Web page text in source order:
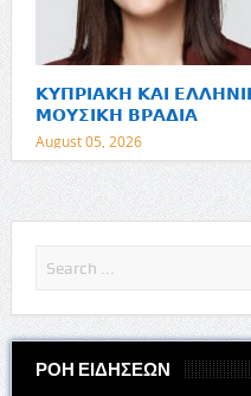
𝝟𝝪𝝥𝝦𝝞𝝖𝝟𝝜 𝝟𝝖𝝞
𝝡𝝤𝝪𝝨𝝞𝝟𝝜 𝝗𝝦𝝖𝝙𝝞𝝖
August 05, 2026
ΡΟΗ ΕΙΔΗΣΕΩΝ